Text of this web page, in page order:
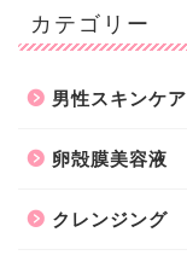
カテゴリー
男性スキンケア
卵殻膜美容液
クレンジング